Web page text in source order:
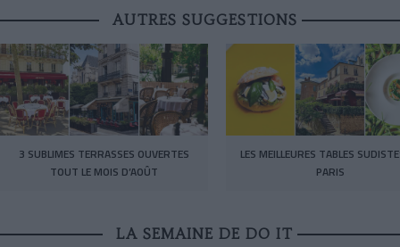
AUTRES SUGGESTIONS
3 SUBLIMES TERRASSES OUVERTES
TOUT LE MOIS D’AOÛT
LES MEILLEURES TABLES
PARIS
LA SEMAINE DE DO IT